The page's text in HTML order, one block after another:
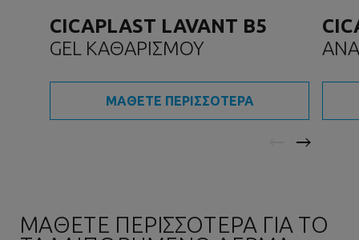
CICAPLAST LAVANT B5
GEL ΚΑΘΑΡΙΣΜΟΥ
ΜΑΘΕΤΕ ΠΕΡΙΣΣΟΤΕΡΑ
ΜΑΘΕΤΕ ΠΕΡΙΣΣΟΤΕΡΑ ΓΙΑ ΤΟ